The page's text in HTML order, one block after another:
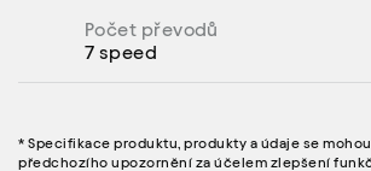
Počet převodů
7 speed
* Specifikace produktu, produkty a údaje se
předchozího upozornění za účelem zlepšení